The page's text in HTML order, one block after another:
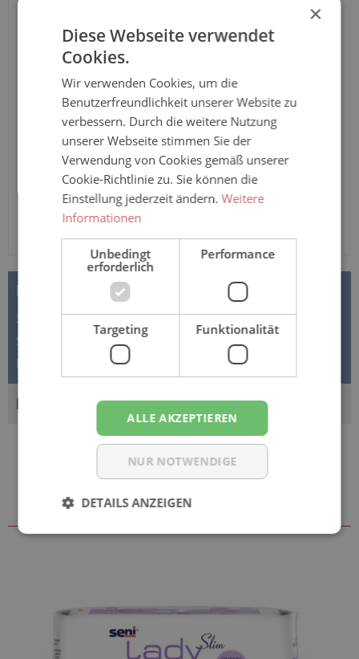
Anatomie an und sind aufgrund des komprimierten
Saugkern besonders dünn, diskret extrem Saugfähig und
Anzahl
In den Warenkorb
BESCHREIBUNG
Seni Lady Slim Normal - Inkontinenzeinlagen für Frauen
Seni Lady Normal sind atmungsaktive Damen
Inkontinenz Einlagen zur V…
BEWERTUNGEN
Zubehör & weitere Größen
×
Diese Webseite verwendet
Cookies.
Wir verwenden Cookies, um die
Benutzerfreundlichkeit unserer Website zu
verbessern. Durch die weitere Nutzung
unserer Webseite stimmen Sie der
Verwendung von Cookies gemäß unserer
Cookie-Richtlinie zu. Sie können die
Einstellung jederzeit ändern.Weitere
Informationen
Unbedingt
erforderlich
Performance
Targeting Funktionalität
ALLE AKZEPTIEREN
NUR NOTWENDIGE
DETAILS ANZEIGEN